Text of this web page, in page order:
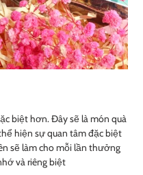
biệt hơn. Đây sẽ là món quà
hiện sự quan tâm đặc biệt
sẽ làm cho mỗi lần thưởng
và riêng biệt